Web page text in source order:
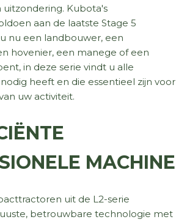
Kubota's
aan de laatste Stage 5
nu een landbouwer, een
hovenier, een manege of een
in deze serie vindt u alle
heeft en die essentieel zijn voor
uw activiteit.
MACHINE
uit de L2-serie
betrouwbare technologie met